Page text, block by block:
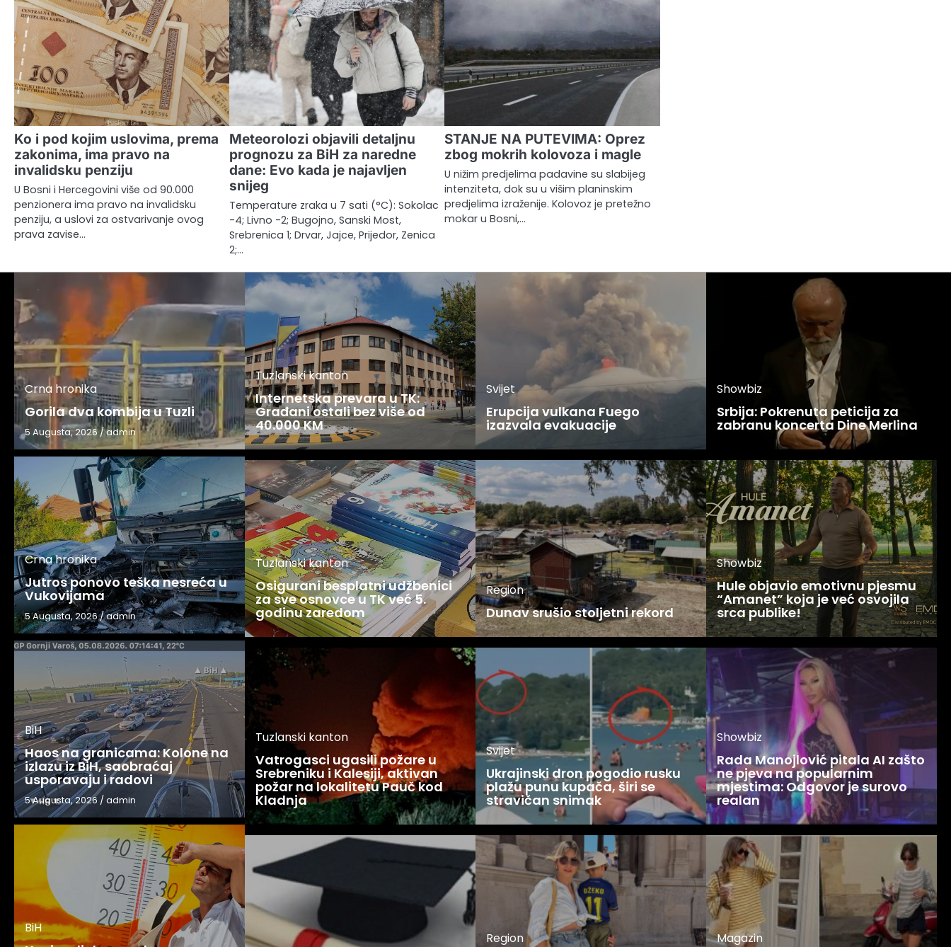
Ko i pod kojim uslovima, prema
zakonima, ima pravo na
invalidsku penziju
U Bosni i Hercegovini više od 90.000
penzionera ima pravo na invalidsku
penziju, a uslovi za ostvarivanje ovog
prava zavise…
Meteorolozi objavili detaljnu
prognozu za BiH za naredne
dane: Evo kada je najavljen
snijeg
Temperature zraka u 7 sati (°C): Sokolac
-4; Livno -2; Bugojno, Sanski Most,
Srebrenica 1; Drvar, Jajce, Prijedor, Zenica
2;…
STANJE NA PUTEVIMA: Oprez
zbog mokrih kolovoza i magle
U nižim predjelima padavine su slabijeg
intenziteta, dok su u višim planinskim
predjelima izraženije. Kolovoz je pretežno
mokar u Bosni,…
Crna hronika
Gorila dva kombija u Tuzli
5 Augusta, 2026/admin
Crna hronika
Jutros ponovo teška nesreća u
Vukovijama
5 Augusta, 2026/admin
BiH
Haos na granicama: Kolone na
izlazu iz BiH, saobraćaj
usporavaju i radovi
5 Augusta, 2026 / admin
BiH
Tuzlanski kanton
Internetska prevara u TK:
Građani ostali bez više od
40.000 KM
Tuzlanski kanton
Osigurani besplatni udžbenici
za sve osnovce u TK već 5.
godinu zaredom
Tuzlanski kanton
Vatrogasci ugasili požare u
Srebreniku i Kalesiji, aktivan
požar na lokalitetu Pauč kod
Kladnja
Svijet
Erupcija vulkana Fuego
izazvala evakuacije
Region
Dunav srušio stoljetni rekord
Svijet
Ukrajinski dron pogodio rusku
plažu punu kupača, širi se
stravičan snimak
Region
Showbiz
Srbija: Pokrenuta peticija za
zabranu koncerta Dine Merlina
Showbiz
Hule objavio emotivnu pjesmu
“Amanet” koja je već osvojila
srca publike!
Showbiz
Rada Manojlović pitala AI zašto
ne pjeva na popularnim
mjestima: Odgovor je surovo
realan
Magazin